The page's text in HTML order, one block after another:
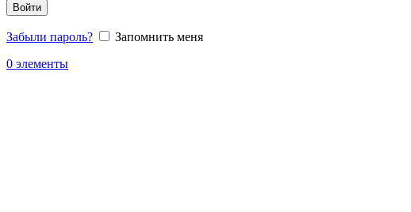
Войти
Забыли пароль?
Запомнить меня
0 элементы